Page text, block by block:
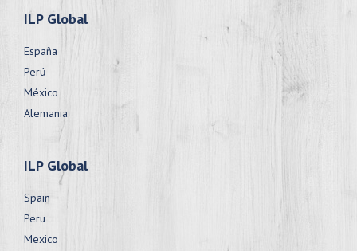
ILP Global
España
Perú
México
Alemania
ILP Global
Spain
Peru
Mexico